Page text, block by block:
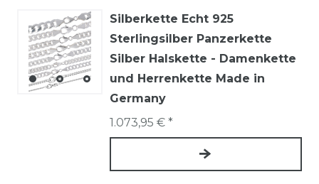
Silberkette Echt 925
Sterlingsilber Panzerkette
Silber Halskette - Damenkette
und Herrenkette Made in
Germany
1.073,95 € *